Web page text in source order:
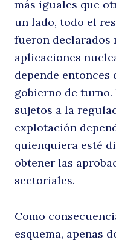
más iguales que
un lado, todo el
fueron declarados
aplicaciones
depende entonces
gobierno de turno.
sujetos a la
explotación
quienquiera esté
obtener las
sectoriales.
Como
esquema, apenas